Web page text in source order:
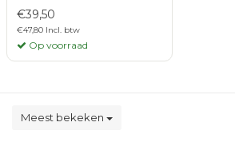
€39,50
€47,80 Incl. btw
Op voorraad
Meest bekeken